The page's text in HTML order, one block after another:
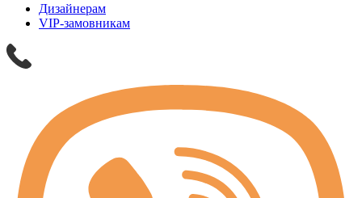
Дизайнерам
VIP-замовникам